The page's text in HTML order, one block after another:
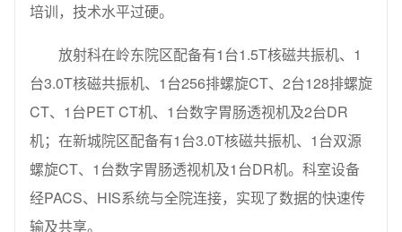
培训，技术水平过硬。
放射科在岭东院区配备有1台1.5T核磁共振机、1
台3.0T核磁共振机、1台256排螺旋CT、2台128排螺旋
CT、1台PET CT机、1台数字胃肠透视机及2台DR
机；在新城院区配备有1台3.0T核磁共振机、1台双源
螺旋CT、1台数字胃肠透视机及1台DR机。科室设备
经PACS、HIS系统与全院连接，实现了数据的快速传
输及共享。